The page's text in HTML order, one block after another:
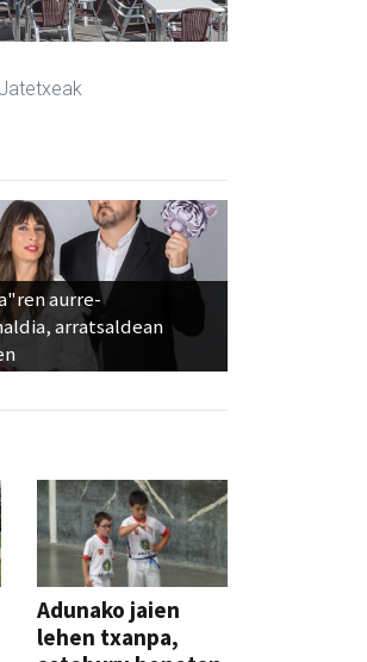
aurre-
arratsaldean
Adunako jaien
lehen txanpa,